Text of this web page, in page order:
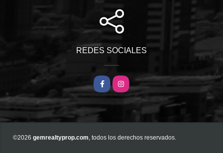
REDES SOCIALES
FacebookInstagram
©2026 gemrealtyprop.com, todos los derechos reservados.